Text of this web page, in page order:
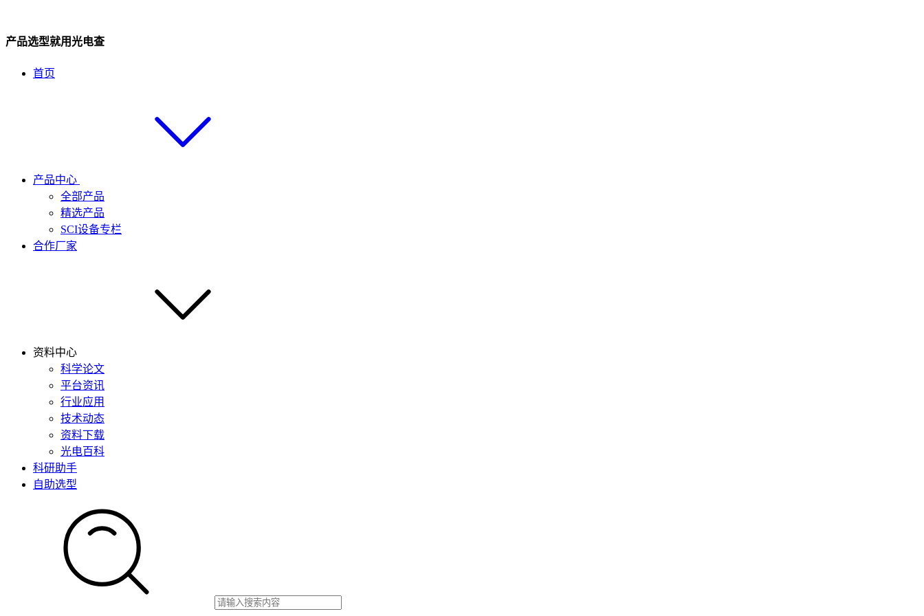
产品选型就用光电查
首页
产品中心
全部产品
精选产品
SCI设备专栏
合作厂家
资料中心
科学论文
平台资讯
行业应用
技术动态
资料下载
光电百科
科研助手
自助选型